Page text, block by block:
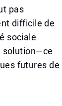
pas
difficile de
sociale
solution—ce
futures de